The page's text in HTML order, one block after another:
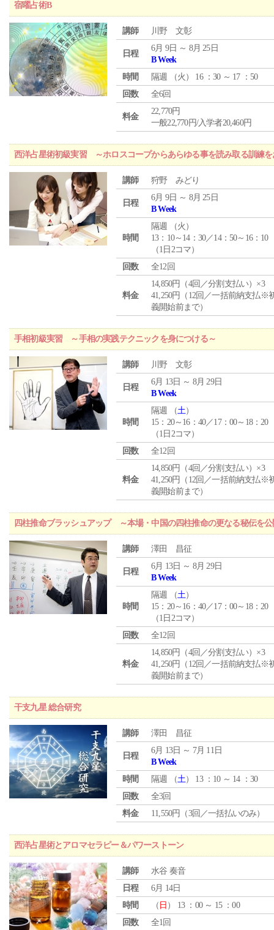
宿曜占術B
講師 川野 文彰
日程
6月 9日 ～ 8月 25日
B Week
時間
隔週 （火 ） 16 ：30 ～ 17 ：50
回数
全6回
料金
22,770円
一般22,770円/入学者20,460円
西洋占星術初級実習 ～ホロスコープからあらゆる事を読み取る訓練を
講師 狩野 みどり
日程
6月 9日 ～ 8月 25日
B Week
時間
隔週 （火 ）
13：10～14：30／14：50～16：10
（1日2コマ）
回数
全12回
料金
14,850円（4回／分割支払い）×3
41,250円（12回／一括前納支払※
義開始前まで）
手相初級実習 ～手相の実践テクニックを身につける～
講師 川野 文彰
日程
6月 13日 ～ 8月 29日
B Week
時間
隔週 （土）
15：20～16：40／17：00～18：20
（1日2コマ）
回数
全12回
料金
14,850円（4回／分割支払い）×3
41,250円（12回／一括前納支払※
義開始前まで）
四柱推命ブラッシュアップ ～本場・中国の四柱推命の更なる秘伝を
講師 澤田 昌征
日程
6月 13日 ～ 8月 29日
B Week
時間
隔週 （土）
15：20～16：40／17：00～18：20
（1日2コマ）
回数
全12回
料金
14,850円（4回／分割支払い）×3
41,250円（12回／一括前納支払※
義開始前まで）
干支九星 総合研究
講師 澤田 昌征
日程
6月 13日 ～ 7月 11日
B Week
時間
隔週 （土） 13 ：10 ～ 14 ：30
回数
全3回
料金
11,550円（3回／一括払いのみ）
西洋占星術とアロマセラピー＆パワーストーン
講師
水谷 奏音
日程
6月 14日
時間
（ 日 ） 13 ：00 ～ 15 ：00
回数
全1回